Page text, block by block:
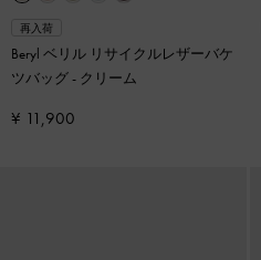
再入荷
Beryl ベリル リサイクルレザーバケ
ツバッグ- クリーム
¥ 11,900